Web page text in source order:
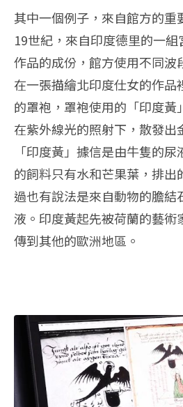
其中一個例子，來自館方的重
19世紀，來自印度德里的一
作品的成份，館方使用不同波
在一張描繪北印度仕女的作品
的罩袍，罩袍使用的「印度黃
在紫外線光的照射下，散發出
「印度黃」據信是由牛隻的
的飼料只有水和芒果葉，排出
過也有說法是來自動物的膽結
液。印度黃起先被荷蘭的藝術
傳到其他的歐洲地區。